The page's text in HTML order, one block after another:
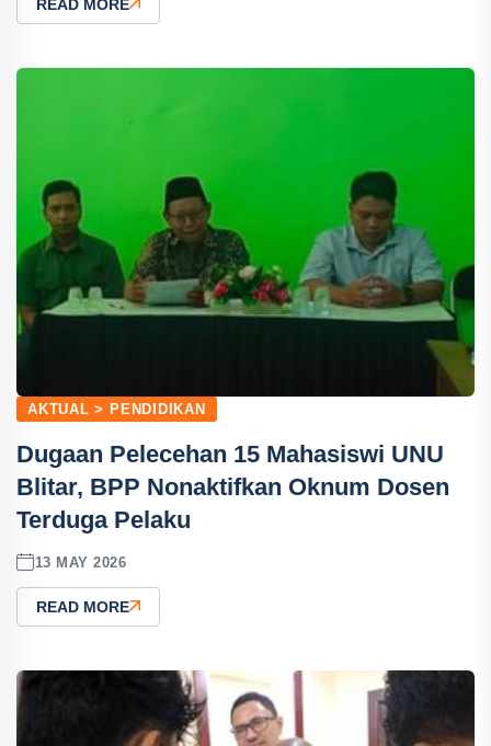
READ MORE
AKTUAL > PENDIDIKAN
Dugaan Pelecehan 15 Mahasiswi UNU
Blitar, BPP Nonaktifkan Oknum Dosen
Terduga Pelaku
13 MAY 2026
READ MORE